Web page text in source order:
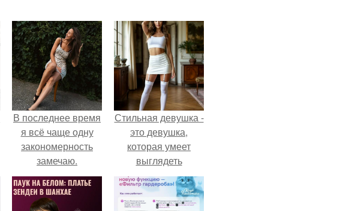
В последнее время
я всё чаще одну
закономерность
замечаю.
Стильная девушка -
это девушка,
которая умеет
выглядеть
привлекательно и
элегантно в любои
ситуации.